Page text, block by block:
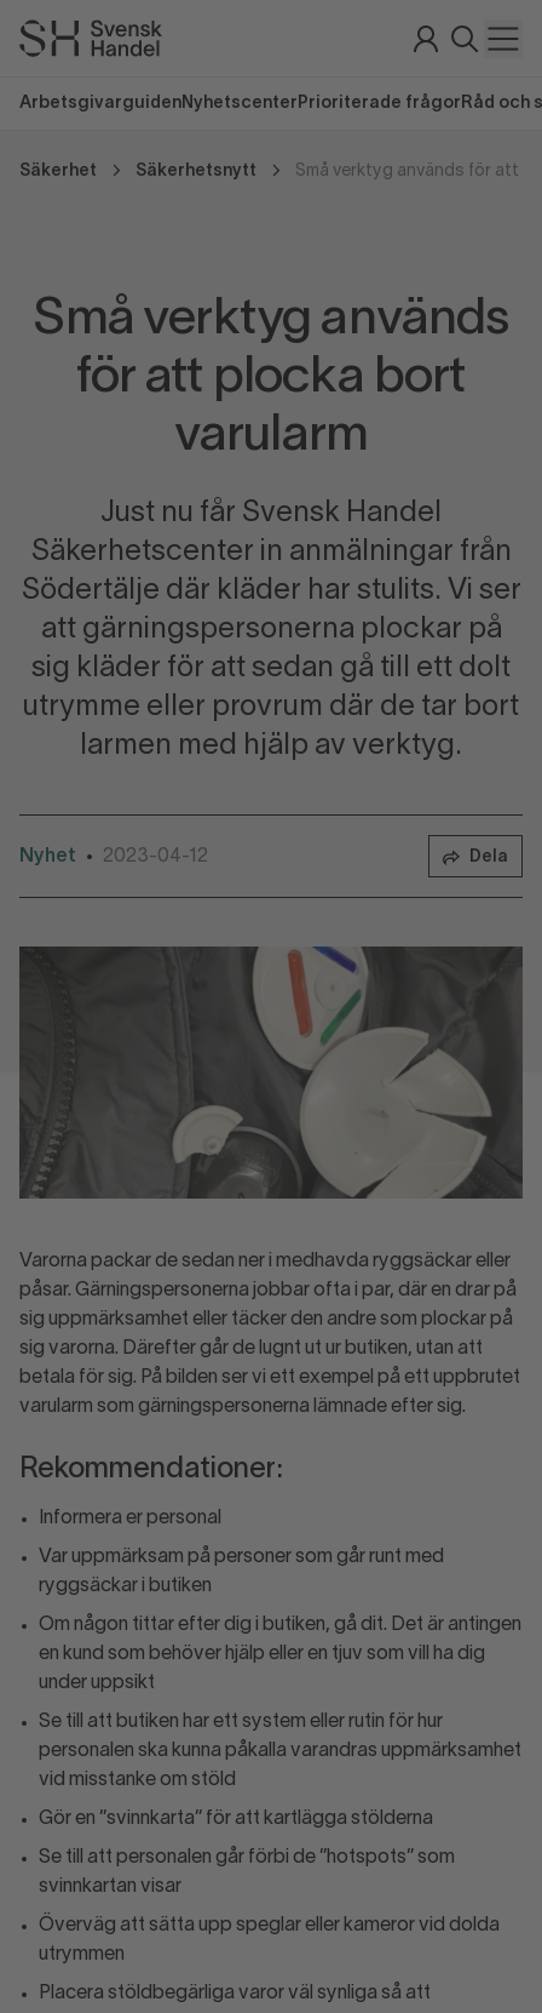
Arbetsgivarguiden Nyhetscenter Prioriterade frågor Råd och
Säkerhet Säkerhetsnytt
Små verktyg används
för att plocka bort
varularm
Just nu får Svensk Handel
Säkerhetscenter in anmälningar från
Södertälje där kläder har stulits. Vi ser
att gärningspersonerna plockar på
sig kläder för att sedan gå till ett dolt
utrymme eller provrum där de tar bort
larmen med hjälp av verktyg.
Nyhet • 2023-04-12 Dela
Varorna packar de sedan ner i medhavda ryggsäckar eller
påsar. Gärningspersonerna jobbar ofta i par, där en drar på
sig uppmärksamhet eller täcker den andre som plockar på
sig varorna. Därefter går de lugnt ut ur butiken, utan att
betala för sig. På bilden ser vi ett exempel på ett uppbrutet
varularm som gärningspersonerna lämnade efter sig.
Rekommendationer:
Informera er personal
Var uppmärksam på personer som går runt med
ryggsäckar i butiken
Om någon tittar efter dig i butiken, gå dit. Det är antingen
en kund som behöver hjälp eller en tjuv som vill ha dig
under uppsikt
Se till att butiken har ett system eller rutin för hur
personalen ska kunna påkalla varandras uppmärksamhet
vid misstanke om stöld
Gör en ”svinnkarta” för att kartlägga stölderna
Se till att personalen går förbi de ”hotspots” som
svinnkartan visar
Överväg att sätta upp speglar eller kameror vid dolda
utrymmen
Placera stöldbegärliga varor väl synliga så att